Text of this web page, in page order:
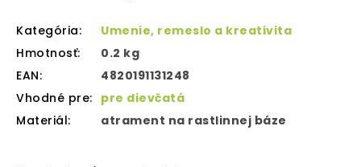
Kategória:
Umenie, remeslo a kreativita
Hmotnosť:
0.2 kg
EAN:
4820191131248
Vhodné pre: pre dievčatá
Materiál: atrament na rastlinnej báze